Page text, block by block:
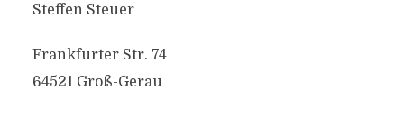
Steffen Steuer
Frankfurter Str. 74
64521 Groß-Gerau